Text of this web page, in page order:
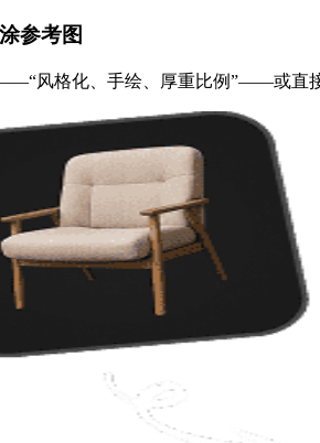
参考图
风格化、手绘、厚重比例”——或直